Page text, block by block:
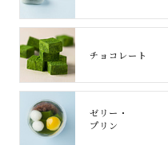
チョコレート
ゼリー・
プリン